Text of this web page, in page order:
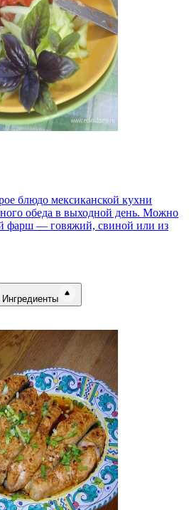
блюдо мексиканской кухни
обеда в выходной день. Можно
фарш — говяжий, свиной или из
Ингредиенты